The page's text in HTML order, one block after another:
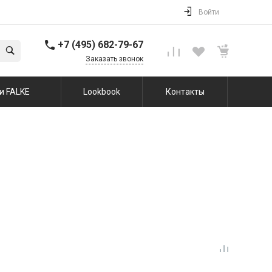
Войти
+7 (495) 682-79-67
Заказать звонок
FALKE Lookbook Контакты